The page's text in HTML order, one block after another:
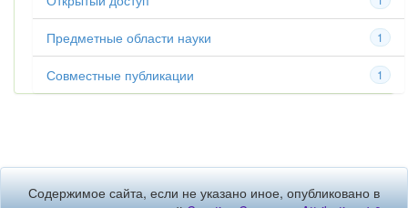
1
Предметные области науки
1
Совместные публикации
Содержимое сайта, если не указано иное, опубликовано в